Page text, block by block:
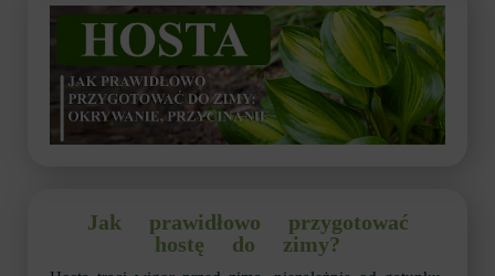
Jak prawidłowo przygotować
hostę do zimy?